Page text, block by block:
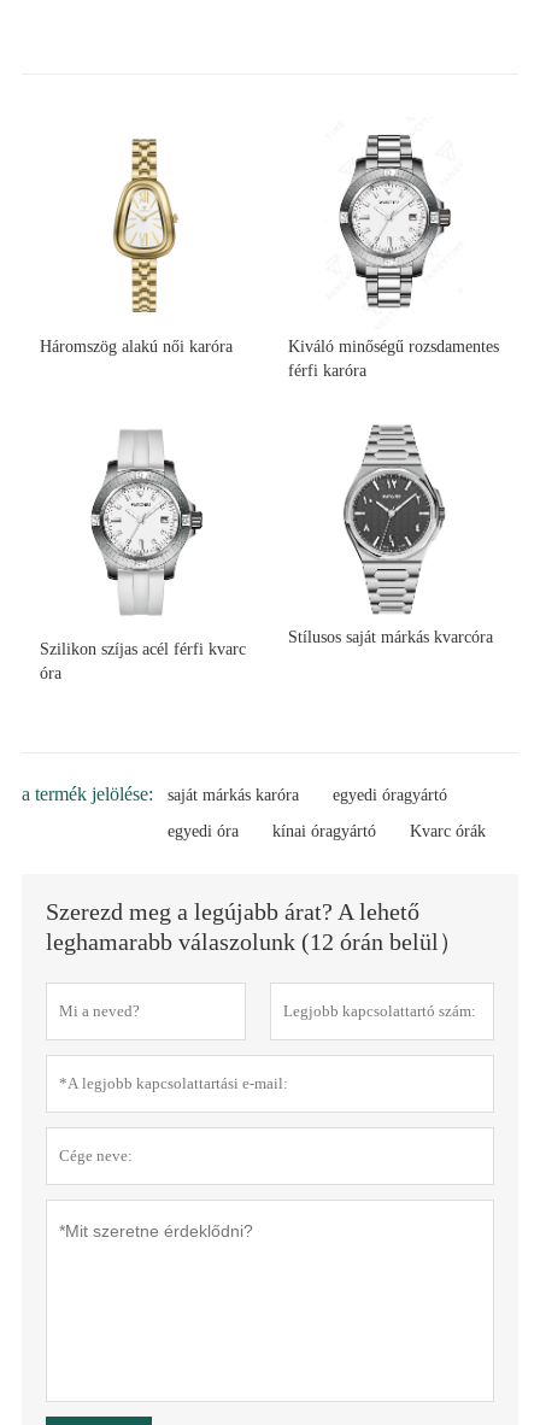
Háromszög alakú női karóra
Kiváló minőségű rozsdamentes
férfi karóra
Szilikon szíjas acél férfi kvarc
óra
Stílusos saját márkás kvarcóra
a termék jelölése: saját márkás karóra
egyedi óragyártó
egyedi óra
kínai óragyártó Kvarc órák
Szerezd meg a legújabb árat? A lehető
leghamarabb válaszolunk (12 órán belül）